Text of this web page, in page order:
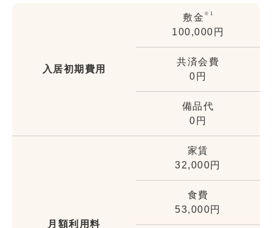
入居初期費用
敷金 ※1
100,000円
共済会費
0円
備品代
0円
月額利用料
家賃
32,000円
食費
53,000円